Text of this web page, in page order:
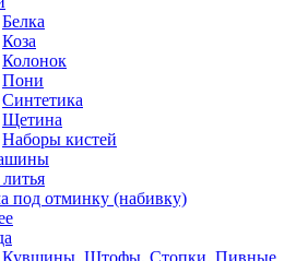
Белка
Коза
Колонок
Пони
Синтетика
Щетина
Наборы кистей
под отминку (набивку)
Кувшины, Штофы, Стопки, Пивные